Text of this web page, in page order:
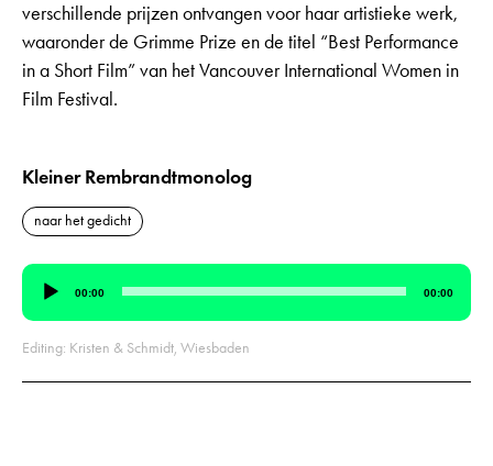
verschillende prijzen ontvangen voor haar artistieke werk,
waaronder de Grimme Prize en de titel “Best Performance
in a Short Film” van het Vancouver International Women in
Film Festival.
Kleiner Rembrandtmonolog
naar het gedicht
Audiospeler
00:00 00:00
Editing: Kristen & Schmidt, Wiesbaden